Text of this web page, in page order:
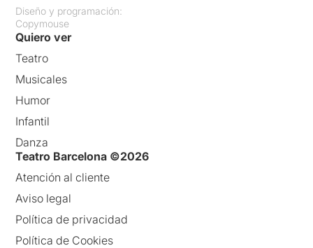
Diseño y programación:
Copymouse
Quiero ver
Teatro
Musicales
Humor
Infantil
Danza
Teatro Barcelona ©2026
Atención al cliente
Aviso legal
Política de privacidad
Política de Cookies